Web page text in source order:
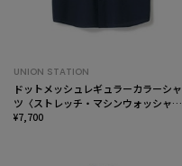
UNION STATION
ドットメッシュレギュラーカラーシャ
ツ〈ストレッチ・マシンウォッシャブ
ル・軽量・接触冷感・通気性〉
¥7,700